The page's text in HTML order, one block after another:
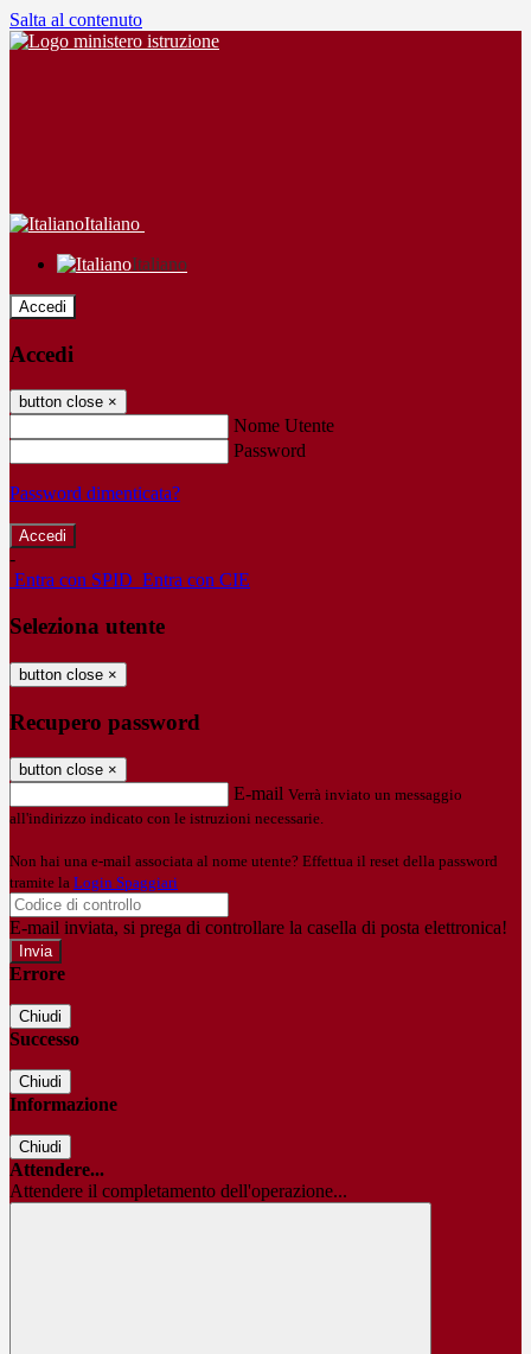
Salta al contenuto
Italiano
Italiano
Accedi
Accedi
button close ×
Nome Utente
Password
Password dimenticata?
-
Entra con SPID Entra con CIE
Seleziona utente
button close ×
Recupero password
button close ×
E-mail Verrà inviato un messaggio
all'indirizzo indicato con le istruzioni necessarie.
Non hai una e-mail associata al nome utente? Effettua il reset della password
tramite la Login Spaggiari
E-mail inviata, si prega di controllare la casella di posta elettronica!
Errore
Chiudi
Successo
Chiudi
Informazione
Chiudi
Attendere...
Attendere il completamento dell'operazione...